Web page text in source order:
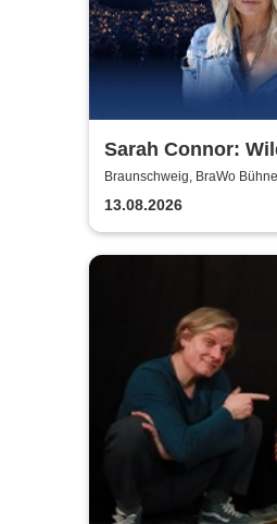
Sarah Connor:
Open Air 2026
Braunschweig, BraWo Bühne
13.08.2026